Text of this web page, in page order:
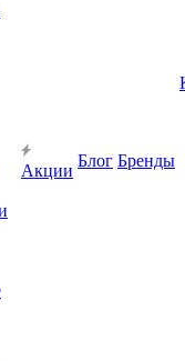
Акции
Блог Бренды